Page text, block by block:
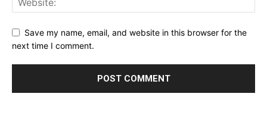
Save my name, email, and website in this browser for the
next time I comment.